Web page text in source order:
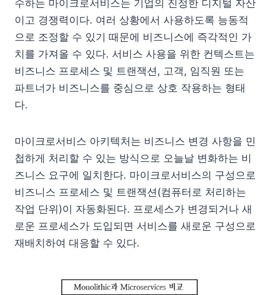
수하는 마이크로서비스는 기업의 진정한 디지털 자산
이고 경쟁력이다. 여러 상황에서 사용하도록 능동적
으로 조정할 수 있기 때문에 비즈니스에 즉각적인 가
치를 가져올 수 있다. 서비스 사용을 위한 컨텍스트는
비즈니스 프로세스 및 트랜잭션, 고객, 임직원 또는
파트너가 비즈니스를 중심으로 상호 작용하는 형태
다.
마이크로서비스 아키텍처는 비즈니스 변경 사항을 민
첩하게 처리할 수 있는 방식으로 오늘날 변화하는 비
즈니스 요구에 일치한다. 마이크로서비스의 구성으로
비즈니스 프로세스 및 트랜잭션(컴퓨터로 처리하는
작업 단위)이 자동화된다. 프로세스가 변경되거나 새
로운 프로세스가 도입되면 서비스를 새로운 구성으로
재배치하여 대응할 수 있다.